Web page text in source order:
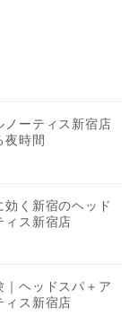
ノーティス新宿店
夜時間
く新宿のヘッド
ィス新宿店
｜ヘッドスパ＋ア
ィス新宿店